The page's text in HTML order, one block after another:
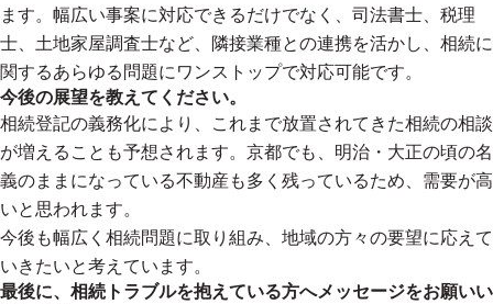
ます。幅広い事案に対応できるだけでなく、司法書士、税理
士、土地家屋調査士など、隣接業種との連携を活かし、相続に
関するあらゆる問題にワンストップで対応可能です。
今後の展望を教えてください。
相続登記の義務化により、これまで放置されてきた相続の相談
が増えることも予想されます。京都でも、明治・大正の頃の名
義のままになっている不動産も多く残っているため、需要が高
いと思われます。
今後も幅広く相続問題に取り組み、地域の方々の要望に応えて
いきたいと考えています。
最後に、相続トラブルを抱えている方へメッセージをお願いい